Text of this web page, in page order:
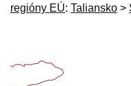
regióny EÚ: Taliansko >